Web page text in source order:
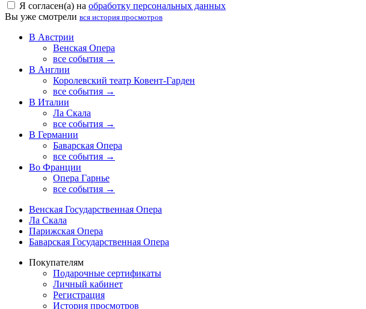
Я согласен(а) на обработку персональных данных
Вы уже смотрели вся история просмотров
В Австрии
Венская Опера
все события →
В Англии
Королевский театр Ковент-Гарден
все события →
В Италии
Ла Скала
все события →
В Германии
Баварская Опера
все события →
Во Франции
Опера Гарнье
все события →
Венская Государственная Опера
Ла Скала
Парижская Опера
Баварская Государственная Опера
Покупателям
Подарочные сертификаты
Личный кабинет
Регистрация
История просмотров